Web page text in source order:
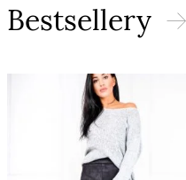
Bestsellery